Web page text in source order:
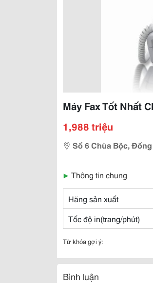
Máy Fax Tốt Nhất
1,988 triệu
Số 6 Chùa Bộc,
▶ Thông tin chung
Hãng sản xuất
Tốc độ in(trang/phút)
Từ khóa gợi ý:
Bình luận